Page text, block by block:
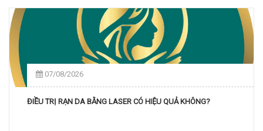
07/08/2026
ĐIỀU TRỊ RẠN DA BẰNG LASER CÓ HIỆU QUẢ KHÔNG?